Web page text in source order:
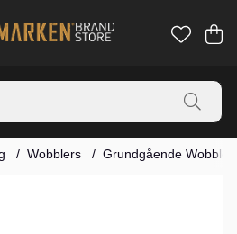
.
Wobblers Grundgående